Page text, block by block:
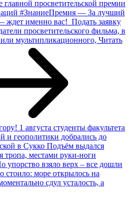
главной просветительской премии
#ЗнаниеПремия — За лучший
ждет именно вас! Подать заявку
просветительского фильма, в
мультипликационного, Читать
1 августа студенты факультета
геополитики добрались до
в Сукко Подъём выдался
тропа, местами руки-ноги
упорство взяло верх – все дошли
стоило: море открылось на
сдул усталость, а